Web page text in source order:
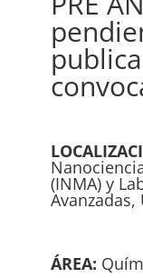
(INMA) y
ÁREA: